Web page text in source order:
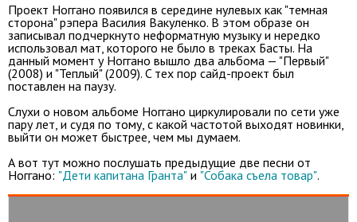
Проект Ноггано появился в середине нулевых как "темная
сторона" рэпера Василия Вакуленко. В этом образе он
записывал подчеркнуто неформатную музыку и нередко
использовал мат, которого не было в треках Басты. На
данный момент у Ноггано вышло два альбома — "Первый"
(2008) и "Теплый" (2009). C тех пор сайд-проект был
поставлен на паузу.
Слухи о новом альбоме Ноггано циркулировали по сети уже
пару лет, и судя по тому, с какой частотой выходят новинки,
выйти он может быстрее, чем мы думаем.
А вот тут можно послушать предыдущие две песни от
Ноггано: "Дети капитана Гранта" и "Собака съела товар".